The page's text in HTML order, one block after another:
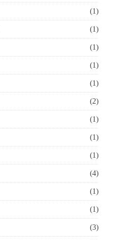
(1)
(1)
(1)
(1)
(1)
(2)
(1)
(1)
(1)
(4)
(1)
(1)
(3)